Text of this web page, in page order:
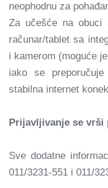
neophodnu za
Za učešće na obuci
računar/tablet sa
i kamerom (moguće
iako se
stabilna internet
Prijavljivanje se vrši
Sve dodatne
011/3231-551 i 011/